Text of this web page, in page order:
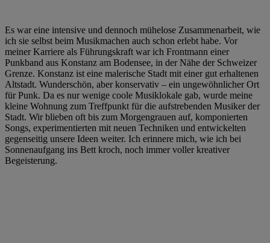
Es war eine intensive und dennoch mühelose Zusammenarbeit, wie
ich sie selbst beim Musikmachen auch schon erlebt habe. Vor
meiner Karriere als Führungskraft war ich Frontmann einer
Punkband aus Konstanz am Bodensee, in der Nähe der Schweizer
Grenze. Konstanz ist eine malerische Stadt mit einer gut erhaltenen
Altstadt. Wunderschön, aber konservativ – ein ungewöhnlicher Ort
für Punk. Da es nur wenige coole Musiklokale gab, wurde meine
kleine Wohnung zum Treffpunkt für die aufstrebenden Musiker der
Stadt. Wir blieben oft bis zum Morgengrauen auf, komponierten
Songs, experimentierten mit neuen Techniken und entwickelten
gegenseitig unsere Ideen weiter. Ich erinnere mich, wie ich bei
Sonnenaufgang ins Bett kroch, noch immer voller kreativer
Begeisterung.